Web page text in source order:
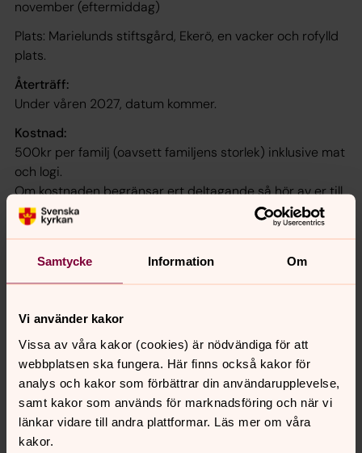
Samtycke Information Om
Vi använder kakor
Vissa av våra kakor (cookies) är nödvändiga för att
webbplatsen ska fungera. Här finns också kakor för
analys och kakor som förbättrar din användarupplevelse,
samt kakor som används för marknadsföring och när vi
länkar vidare till andra plattformar. Läs mer om våra
kakor.
november (eftermiddag)
Plats: Marielunds stiftsgård, Ekerö, en vacker och rofylld
plats.
Återträff:
Under våren 2027, datum kommer.
Kostnad:
500kr per familj (oavsett familjens storlek) inklusive mat
och logi.
Om kostnaden begränsar ert deltagande så hör av er till
er hemförsamling.
Sista anmälningsdag: 1 oktober.
Vi som leder helgen har lång utbildning och erfarenhet
av att möta både barn och vuxna i sorg och innan
bästa förutsättningarna för just er familj.
Varmt välkommen med dina eventuella frågor och/eller
din intresseanmälan till:
Sandra Malmborg, diakoniassistent Färingsö församling.
08- 564 20950,sandra.malmborg@svenskakyrkan.se